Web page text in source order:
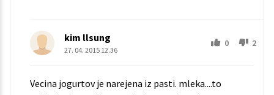
kim llsung
27. 04. 2015 12.36
0 2
Vecina jogurtov je narejena iz pasti. mleka....to